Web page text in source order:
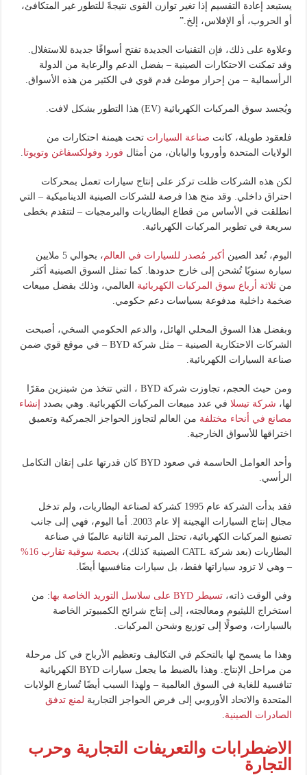
يستبعد إعادة التقسيم إذا تغير توازن القوى نتيجةً للتطور غير المتكافئ،
أو الحروب، أو الإفلاس، إلخ.”
وعلاوة على ذلك، فإن التقنيات الجديدة تفتح أسواقًا جديدة للاستغلال.
وقد تمكنت الاحتكارات الصينية – بفضل الدعم والرعاية من الدولة
الرأسمالية – من إحراز موطئ قدم قوي في الكثير من هذه الأسواق.
ويُجسد سوق المركبات الكهربائية (EV) هذا التطور بشكل لافت.
فلعقود طويلة، كانت صناعة السيارات تحت هيمنة احتكارات من
الولايات المتحدة وأوروبا واليابان، من أمثال فورد وفولكسفاغن وتويوتا
لكن هذه الشركات ظلت تركز على إنتاج سيارات تعمل بمحركات
احتراق داخلي. وقد منح هذا فرصة للشركات الصينية الديناميكية – التي
انطلقت في الأساس من قطاع البطاريات والبرمجيات – لتتقدم بخطى
سريعة في تطوير المركبات الكهربائية.
اليوم، تُعد الصين أكبر مُصدر للسيارات في العالم
، بحوالي 5 ملايين
سيارة سنويًا تُشحن إلى خارج حدودها. كما تمثل السوق الصينية أكثر
منثلاثة أرباع سوق المركبات الكهربائية العالمي، وذلك بفضل مبيعات
ضخمة داخلية مدفوعة بسياسات دعم حكومي.
وبفضل هذا السوق المحلي الهائل، والدعم الحكومي السخي، أصبحت
الشركات الاحتكارية الصينية – مثل شركة BYD – في موقع قوي ضمن
صناعة السيارات الكهربائية.
ومن حيث الحجم، تجاوزت شركة BYD ، التي تتخذ من شينزين مقرًا
لها، شركة تيسلا في عدد مبيعات المركبات الكهربائية. وهي بصدد
إنشاء
مصانع في أنحاء مختلفة من العالم لتجاوز الحواجز الجمركية وتعميق
اختراقها للأسواق الخارجية.
وأحد العوامل الحاسمة في صعود BYD كان قدرتها على إتقان التكامل
الرأسي.
فقد بدأت الشركة عام 1995 كشركة لصناعة البطاريات، ولم تدخل
مجال إنتاج السيارات الهجينة إلا عام 2003. أما اليوم، فهي إلى جانب
تصنيع المركبات الكهربائية، تحتل المرتبة الثانية عالميًا في صناعة
البطاريات (بعد شركة CATL الصينية كذلك)،
بحصة سوقية تقارب 16%
– وهي لا تزود سياراتها فقط، بل سيارات منافسيها أيضًا.
وفي الوقت ذاته،تسيطر BYD على سلاسل التوريد الخاصة بها
: من
استخراج الليثيوم ومعالجته، إلى إنتاج شرائح الكمبيوتر الخاصة
بالسيارات، وصولًا إلى توزيع وشحن المركبات.
وهذا ما يسمح لها بالتحكم في التكاليف وتعظيم الأرباح في كل مرحلة
من مراحل الإنتاج. وهذا بالضبط ما يجعل سيارات BYD الكهربائية
تنافسية للغاية في السوق العالمية – ولهذا السبب أيضًا تُسارع الولايات
المتحدة والاتحاد الأوروبي إلى فرض الحواجز التجارية لمنع تدفق
الصادرات الصينية
الاضطرابات والتعريفات التجارية وحرب
التجارة